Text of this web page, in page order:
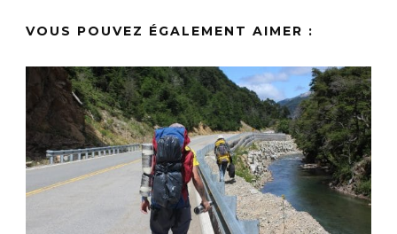
VOUS POUVEZ ÉGALEMENT AIMER :